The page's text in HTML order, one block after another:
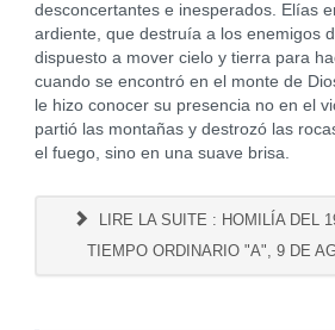
desconcertantes e inesperados. Elías
ardiente, que destruía a los enemigos
dispuesto a mover cielo y tierra para
cuando se encontró en el monte de
le hizo conocer su presencia no en el
partió las montañas y destrozó las
el fuego, sino en una suave brisa.
LIRE LA SUITE : HOMILÍA DEL
TIEMPO ORDINARIO "A", 9 DE